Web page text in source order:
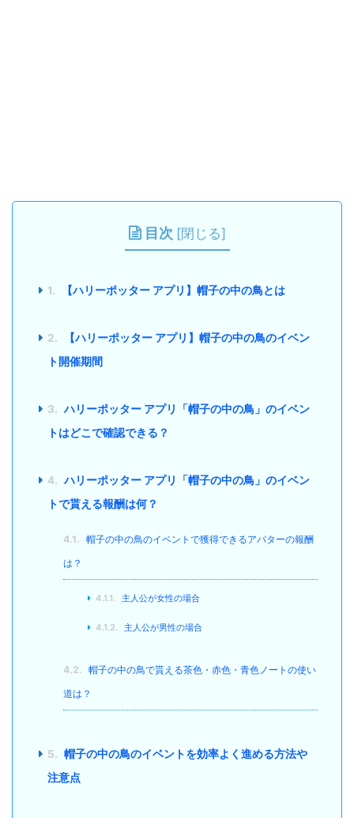
目次 [閉じる]
1. 【ハリーポッター アプリ】帽子の中の鳥とは
2.
【ハリーポッター アプリ】帽子の中の鳥のイベン
ト開催期間
3. ハリーポッター アプリ「帽子の中の鳥」のイベン
トはどこで確認できる？
4. ハリーポッター アプリ「帽子の中の鳥」のイベン
トで貰える報酬は何？
4.1. 帽子の中の鳥のイベントで獲得できるアバターの報酬
は？
4.1.1. 主人公が女性の場合
4.1.2. 主人公が男性の場合
4.2. 帽子の中の鳥で貰える茶色・赤色・青色ノートの使い
道は？
5. 帽子の中の鳥のイベントを効率よく進める方法や
注意点